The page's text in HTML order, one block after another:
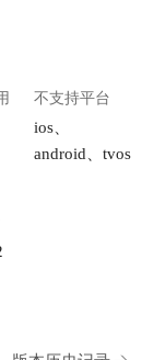
不支持平台
ios、
android、tvos